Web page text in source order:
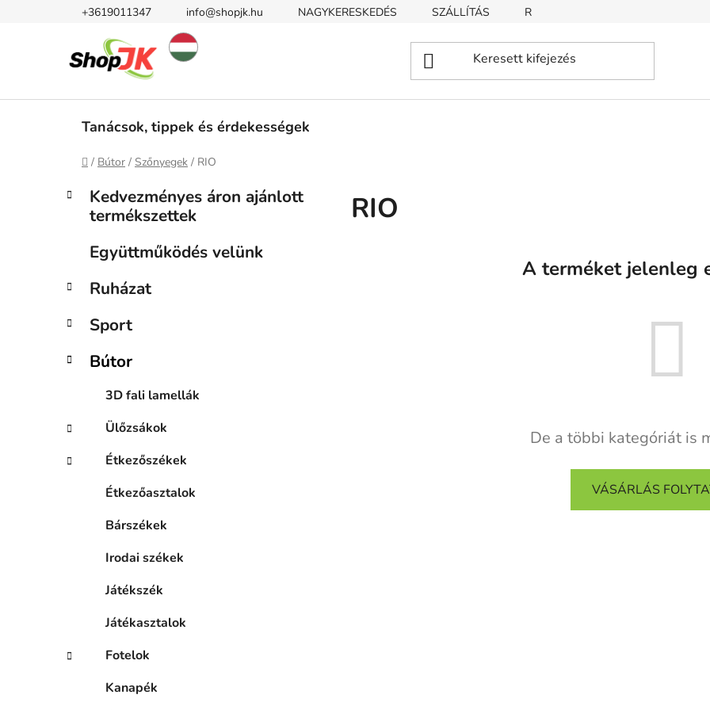
+3619011347 info@shopjk.hu NAGYKERESKEDÉS SZÁLLÍTÁS REKLAMÁCIÓ
Tanácsok, tippek és érdekességek
Kezdőlap
/ Bútor / Szőnyegek / RIO
O
s
p
a
Kategóriák
átugrása
K
a
r
á
Kedvezményes áron ajánlott
termékszettek
Együttműködés velünk
Ruházat
Sport
Bútor
3D fali lamellák
Ülőzsákok
Étkezőszékek
Étkezőasztalok
Bárszékek
Irodai székek
Játékszék
Játékasztalok
Fotelok
Kanapék
RIO
A terméket jelenleg
De a többi kategóriát is
VÁSÁRLÁS